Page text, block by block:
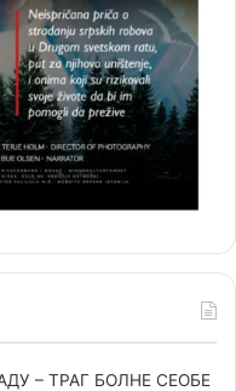
– ТРАГ БОЛНЕ СЕОБЕ